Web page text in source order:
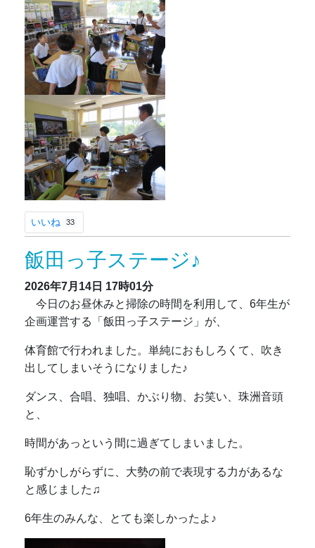
いいね 33
飯田っ子ステージ♪
2026年7月14日 17時01分
今日のお昼休みと掃除の時間を利用して、6年生が
企画運営する「飯田っ子ステージ」が、
体育館で行われました。単純におもしろくて、吹き
出してしまいそうになりました♪
ダンス、合唱、独唱、かぶり物、お笑い、珠洲音頭
と、
時間があっという間に過ぎてしまいました。
恥ずかしがらずに、大勢の前で表現する力があるな
と感じました♫
6年生のみんな、とても楽しかったよ♪